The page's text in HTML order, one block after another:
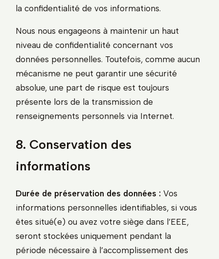
la confidentialité de vos informations.
Nous nous engageons à maintenir un haut
niveau de confidentialité concernant vos
données personnelles. Toutefois, comme aucun
mécanisme ne peut garantir une sécurité
absolue, une part de risque est toujours
présente lors de la transmission de
renseignements personnels via Internet.
8. Conservation des
informations
Durée de préservation des données : Vos
informations personnelles identifiables, si vous
êtes situé(e) ou avez votre siège dans l’EEE,
seront stockées uniquement pendant la
période nécessaire à l’accomplissement des